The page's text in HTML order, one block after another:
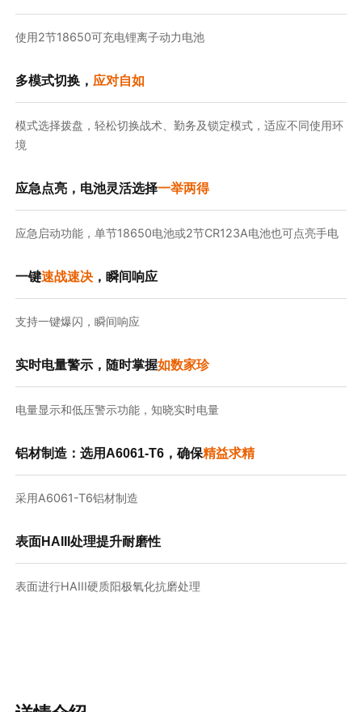
使用2节18650可充电锂离子动力电池
多模式切换， 应对自如
模式选择拨盘，轻松切换战术、勤务及锁定模式，适应不同使用环
境
应急点亮，电池灵活选择一举两得
应急启动功能，单节18650电池或2节CR123A电池也可点亮手电
一键速战速决 ，瞬间响应
支持一键爆闪，瞬间响应
实时电量警示，随时掌握如数家珍
电量显示和低压警示功能，知晓实时电量
铝材制造：选用A6061-T6，确保精益求精
采用A6061-T6铝材制造
表面HAIII处理提升耐磨性
表面进行HAIII硬质阳极氧化抗磨处理